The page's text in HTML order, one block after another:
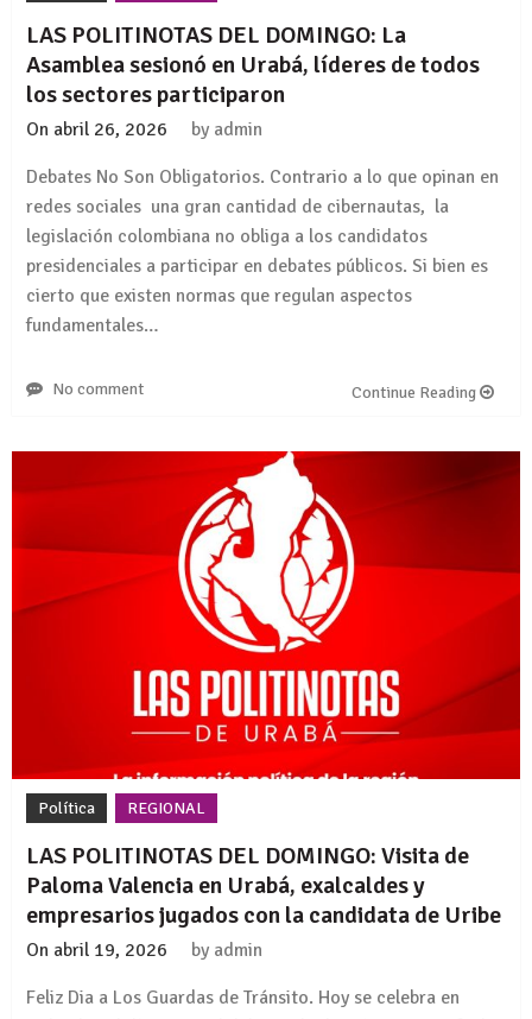
LAS POLITINOTAS DEL DOMINGO: La
Asamblea sesionó en Urabá, líderes de todos
los sectores participaron
On abril 26, 2026 by admin
Debates No Son Obligatorios. Contrario a lo que opinan en
redes sociales una gran cantidad de cibernautas, la
legislación colombiana no obliga a los candidatos
presidenciales a participar en debates públicos. Si bien es
cierto que existen normas que regulan aspectos
fundamentales…
No comment Continue Reading
Política REGIONAL
LAS POLITINOTAS DEL DOMINGO: Visita de
Paloma Valencia en Urabá, exalcaldes y
empresarios jugados con la candidata de Uribe
On abril 19, 2026 by admin
Feliz Dia a Los Guardas de Tránsito. Hoy se celebra en